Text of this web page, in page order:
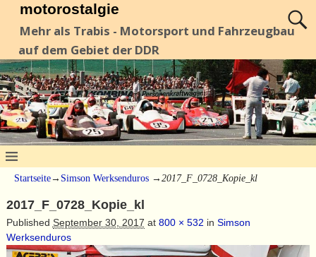
motorostalgie
Mehr als Trabis - Motorsport und Fahrzeugbau
auf dem Gebiet der DDR
Startseite→ Simson Werksenduros → 2017_F_0728_Kopie_kl
2017_F_0728_Kopie_kl
Published September 30, 2017 at 800 × 532 in Simson
Werksenduros